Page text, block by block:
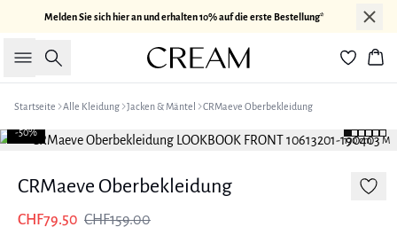
Melden Sie sich hier an und erhalten 10% auf die erste Bestellung*
Suche
Startseite Alle Kleidung Jacken & Mäntel CRMaeve Oberbekleidung
170 cm • M
-50%
CRMaeve Oberbekleidung
CHF79.50 CHF159.00